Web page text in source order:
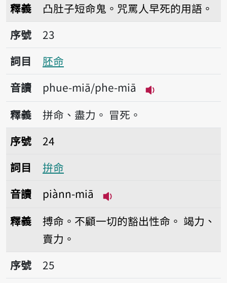
釋義
凸肚子短命鬼。咒罵人早死的用語。
序號23胚命
序號
23
詞目
胚命
音讀
phue-miā/phe-miā
播放音讀phue-
釋義 拼命、盡力。 冒死。
序號24拚命
序號
24
詞目
拚命
音讀
piànn-miā
釋義 搏命。不顧一切的豁出性命。 竭力、
賣力。
序號25拚性命
序號
25